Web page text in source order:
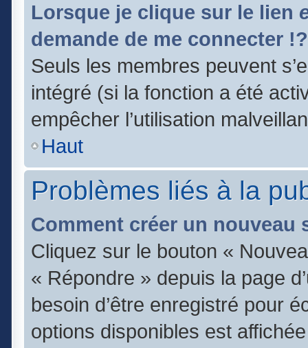
Lorsque je clique sur le lien
demande de me connecter !?
Seuls les membres peuvent
intégré (si la fonction a été
empêcher l’utilisation
Haut
Problèmes liés à la
Comment créer un nouveau
Cliquez sur le bouton «
« Répondre » depuis la page
besoin d’être enregistré pour
options disponibles est